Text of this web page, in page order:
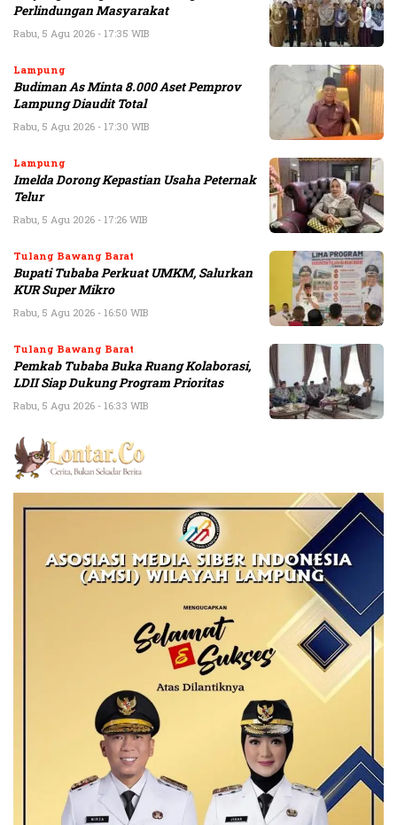
Perlindungan Masyarakat
Rabu, 5 Agu 2026 - 17:35 WIB
Lampung
Budiman As Minta 8.000 Aset Pemprov
Lampung Diaudit Total
Rabu, 5 Agu 2026 - 17:30 WIB
Lampung
Imelda Dorong Kepastian Usaha Peternak
Telur
Rabu, 5 Agu 2026 - 17:26 WIB
Tulang Bawang Barat
Bupati Tubaba Perkuat UMKM, Salurkan
KUR Super Mikro
Rabu, 5 Agu 2026 - 16:50 WIB
Tulang Bawang Barat
Pemkab Tubaba Buka Ruang Kolaborasi,
LDII Siap Dukung Program Prioritas
Rabu, 5 Agu 2026 - 16:33 WIB